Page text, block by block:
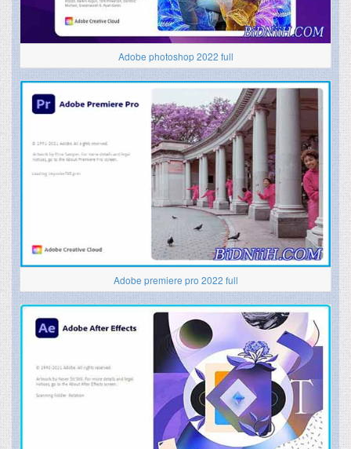
Adobe photoshop 2022 full
Adobe premiere pro 2022 full